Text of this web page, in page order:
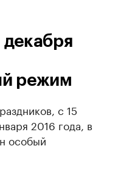
декабря
режим
с 15
2016 года, в
особый